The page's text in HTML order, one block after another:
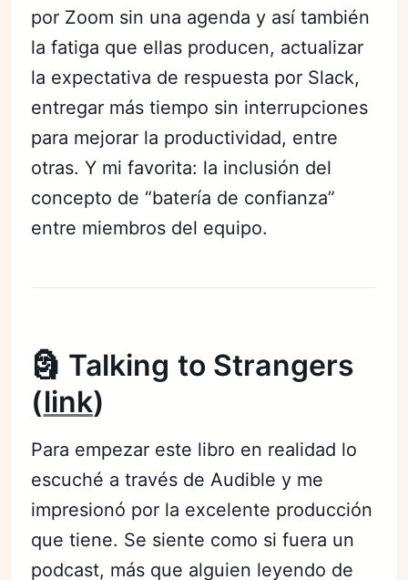
por Zoom sin una agenda y así también
la fatiga que ellas producen, actualizar
la expectativa de respuesta por Slack,
entregar más tiempo sin interrupciones
para mejorar la productividad, entre
otras. Y mi favorita: la inclusión del
concepto de “batería de confianza”
entre miembros del equipo.
🗿 Talking to Strangers
(link)
Para empezar este libro en realidad lo
escuché a través de Audible y me
impresionó por la excelente producción
que tiene. Se siente como si fuera un
podcast, más que alguien leyendo de